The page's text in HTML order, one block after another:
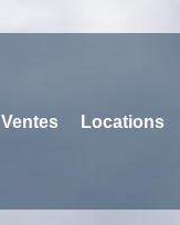
Ventes Locations